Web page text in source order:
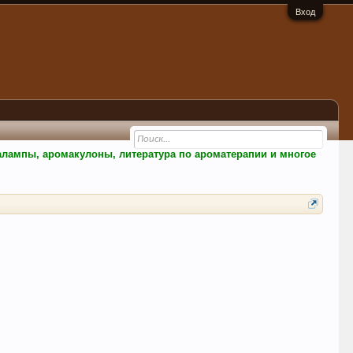
Вход
аромакулоны, литература по ароматерапии и многое